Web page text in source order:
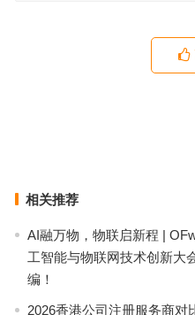
相关推荐
AI融万物，物联启新程 |
工智能与物联网技术创新大
编！
2026香港公司注册服务商